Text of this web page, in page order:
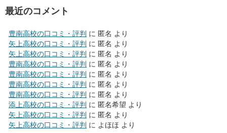
最近のコメント
豊南高校の口コミ・評判 に 匿名 より
矢上高校の口コミ・評判 に 匿名 より
矢上高校の口コミ・評判 に 匿名 より
豊南高校の口コミ・評判 に 匿名 より
豊南高校の口コミ・評判 に 匿名 より
豊南高校の口コミ・評判 に 匿名 より
豊南高校の口コミ・評判 に 匿名 より
添上高校の口コミ・評判 に 匿名希望 より
矢上高校の口コミ・評判 に 匿名 より
矢上高校の口コミ・評判 に よほほ より